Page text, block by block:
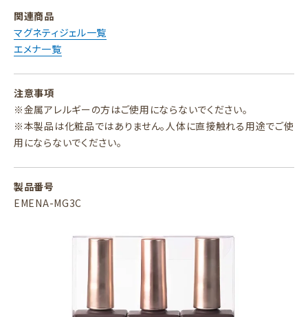
関連商品
マグネティジェル一覧
エメナ一覧
注意事項
※金属アレルギーの方はご使用にならないでください。
※本製品は化粧品ではありません。人体に直接触れる用途でご使
用にならないでください。
製品番号
EMENA-MG3C